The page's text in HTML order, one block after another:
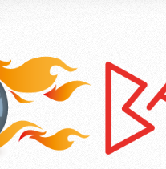
de l'Orangerie -